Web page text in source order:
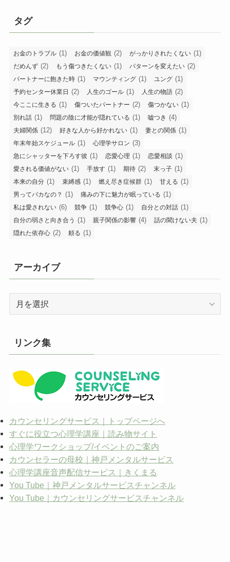
タグ
お金のトラブル (1) お金の価値観 (2) がっかりされたくない (1)
だめんず (2) もう傷つきたくない (1) パターンを変えたい (2)
パートナーに飽きた時 (1) マウンティング (1) ユング (1)
予約センター休業日 (2) 人生のゴール (1) 人生の物語 (2)
今ここに生きる (1) 傷ついたパートナー (2) 傷つかない (1)
別れ話 (1) 問題の陰に才能が隠れている (1) 嘘つき (4)
夫婦関係 (12) 好きな人から好かれない (1) 妻との関係 (1)
年末年始スケジュール (1) 心理学サロン (3)
急にシャッターを下ろす彼 (1) 恋愛心理 (1) 恋愛相談 (1)
愛される価値がない (1) 手放す (1) 期待 (2) 末っ子 (1)
本来の自分 (1) 束縛感 (1) 燃え尽き症候群 (1) 甘える (1)
男ってバカなの？ (1) 痛みの下に魅力が眠っている (1)
私は愛されない (6) 競争 (1) 競争心 (1) 自分との対話 (1)
自分の弱さと向き合う (1) 親子関係の影響 (4) 話の聞けない夫 (1)
隠れた依存心 (2) 頼る (1)
アーカイブ
イ
リンク集
カウンセリングサービス｜トップページへ
すぐに役立つ心理学講座｜読み物サイト
心理学ワークショップ/イベントのご案内
カウンセラーの母校｜神戸メンタルサービス
心理学講座音声配信サービス｜きくまる
You Tube｜神戸メンタルサービスチャンネル
You Tube｜カウンセリングサービスチャンネル